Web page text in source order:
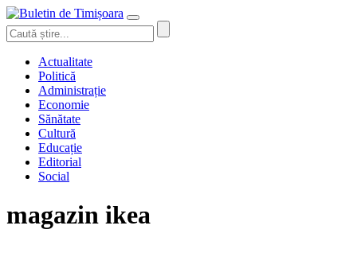
Actualitate
Politică
Administrație
Economie
Sănătate
Cultură
Educație
Editorial
Social
magazin ikea